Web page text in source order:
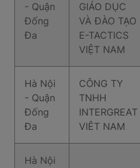
- Quận
Đống
Đa
GIÁO DỤC
VÀ ĐÀO TẠO
E-TACTICS
VIỆT NAM
Hà Nội
- Quận
Đống
Đa
CÔNG TY
TNHH
INTERGREAT
VIÊT NAM
Hà Nội